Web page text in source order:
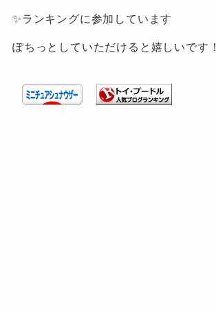
✨ランキングに参加しています
ぽちっとしていただけると嬉しいです！